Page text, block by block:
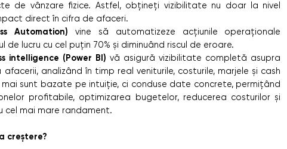
de vânzare fizice. Astfel, obțineți vizibilitate nu doar la nivel
direct în cifra de afaceri.
Automation) vine să automatizeze acțiunile operaționale
lucru cu cel puțin 70% și diminuând riscul de eroare.
intelligence (Power BI) vă asigură vizibilitate completă asupra
analizând în timp real veniturile, costurile, marjele și cash
mai sunt bazate pe intuiție, ci conduse date concrete, permițând
profitabile, optimizarea bugetelor, reducerea costurilor și
cel mai mare randament.
creștere?